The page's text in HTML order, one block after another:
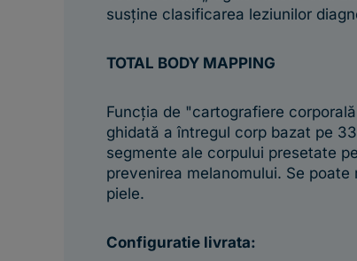
susține clasificarea leziunilor
TOTAL BODY MAPPING
Funcția de "cartografiere
ghidată a întregul corp bazat pe
segmente ale corpului presetate
prevenirea melanomului. Se
piele.
Configuratie livrata: